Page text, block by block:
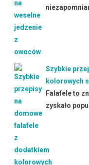
Szybkie
kolorowych
Falafele to
zyskało